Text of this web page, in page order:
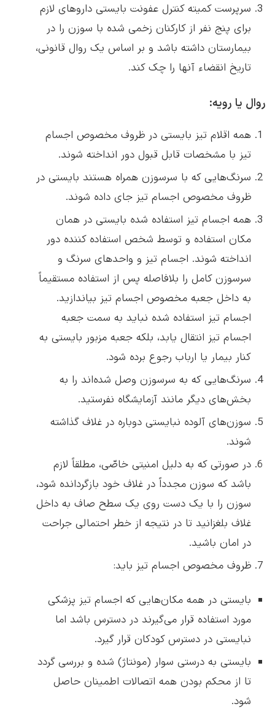
سرپرست کمیته کنترل عفونت بایستی داروهای لازم
برای پنج نفر از کارکنان زخمی شده با سوزن را در
بیمارستان داشته باشد و بر اساس یک روال قانونی،
تاریخ انقضاء آنها را چک کند.
روال یا رویه:
همه اقلام تیز بایستی در ظروف مخصوص اجسام
تیز با مشخصات قابل قبول دور انداخته شوند.
سرنگ‌هایی که با سرسوزن همراه هستند بایستی در
ظروف مخصوص اجسام تیز جای داده شوند.
همه اجسام تیز استفاده شده بایستی در همان
مکان استفاده و توسط شخص استفاده کننده دور
انداخته شوند. اجسام تیز و واحدهای سرنگ و
سرسوزن کامل را بلافاصله پس از استفاده مستقیماً
به داخل جعبه مخصوص اجسام تیز بیاندازید.
اجسام تیز استفاده شده نباید به سمت جعبه
اجسام تیز انتقال یابد، بلکه جعبه مزبور بایستی به
کنار بیمار یا ارباب رجوع برده شود.
سرنگ‌هایی که به سرسوزن وصل شده‌اند را به
بخش‌های دیگر مانند آزمایشگاه نفرستید.
سوزن‌های آلوده نبایستی دوباره در غلاف گذاشته
شوند.
در صورتی که به دلیل امنیتی خاصّی، مطلقاً لازم
باشد که سوزن مجدداً در غلاف خود بازگردانده شود،
سوزن را با یک دست روی یک سطح صاف به داخل
غلاف بلغزانید تا در نتیجه از خطر احتمالی جراحت
در امان باشید.
ظروف مخصوص اجسام تیز باید:
بایستی در همه مکان‌هایی که اجسام تیز پزشکی
مورد استفاده قرار می‌گیرند در دسترس باشد اما
نبایستی در دسترس کودکان قرار گیرد.
بایستی به درستی سوار (مونتاژ) شده و بررسی گردد
تا از محکم بودن همه اتصالات اطمینان حاصل
شود.